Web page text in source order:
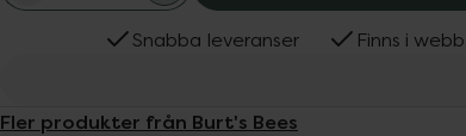
Snabba leveranser Finns i
Fler produkter från Burt's Bees